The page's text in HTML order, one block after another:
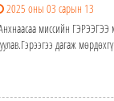
2025 оны 03 сарын 13
миссийн ГЭРЭЭГЭЭ
дагаж